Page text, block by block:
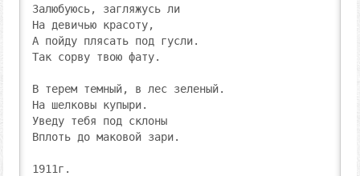
Залюбуюсь, загляжусь ли
На девичью красоту,
А пойду плясать под гусли.
Так сорву твою фату.
В терем темный, в лес зеленый.
На шелковы купыри.
Уведу тебя под склоны
Вплоть до маковой зари.
1911г.